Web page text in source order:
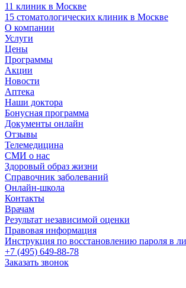
11 клиник в Москве
15 стоматологических клиник в Москве
О компании
Услуги
Цены
Программы
Акции
Новости
Аптека
Наши доктора
Бонусная программа
Документы онлайн
Отзывы
Телемедицина
СМИ о нас
Здоровый образ жизни
Справочник заболеваний
Онлайн-школа
Контакты
Врачам
Результат независимой оценки
Правовая информация
Инструкция по восстановлению пароля в
+7 (495) 649-88-78
Заказать звонок